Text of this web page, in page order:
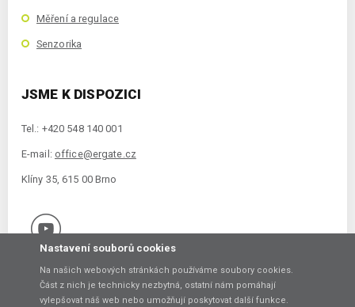
Měření a regulace
Senzorika
JSME K DISPOZICI
Tel.: +420 548 140 001
E-mail: office@ergate.cz
Klíny 35, 615 00 Brno
Nastavení souborů cookies
Na našich webových stránkách používáme soubory cookies.
Část z nich je technicky nezbytná, ostatní nám pomáhají
vylepšovat náš web nebo umožňují poskytovat další funkce.